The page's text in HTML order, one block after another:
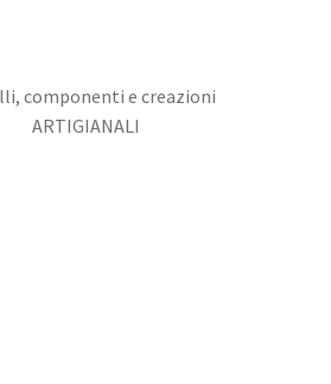
componenti e creazioni
ARTIGIANALI